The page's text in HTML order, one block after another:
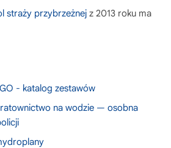
straży przybrzeżnej z 2013 roku ma
- katalog zestawów
na wodzie — osobna